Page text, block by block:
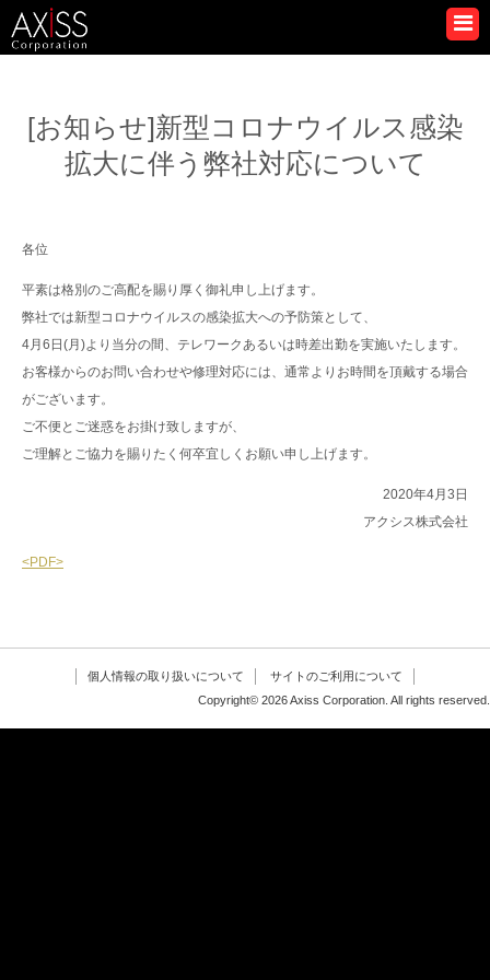
[お知らせ]新型コロナウイルス感染
拡大に伴う弊社対応について
各位
平素は格別のご高配を賜り厚く御礼申し上げます。
弊社では新型コロナウイルスの感染拡大への予防策として、
4月6日(月)より当分の間、テレワークあるいは時差出勤を実施いたします。
お客様からのお問い合わせや修理対応には、通常よりお時間を頂戴する場合
がございます。
ご不便とご迷惑をお掛け致しますが、
ご理解とご協力を賜りたく何卒宜しくお願い申し上げます。
2020年4月3日
アクシス株式会社
<PDF>
個人情報の取り扱いについて
サイトのご利用について
Copyright© 2026 Axiss Corporation. All rights reserved.